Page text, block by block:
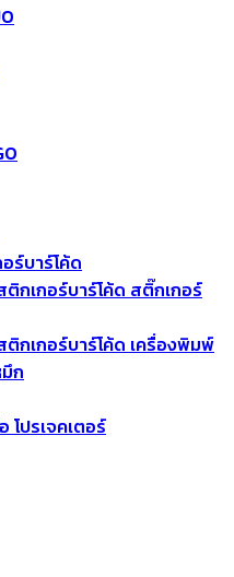
ร์บาร์โค้ด
กเกอร์บาร์โค้ด สติ๊กเกอร์
กเกอร์บาร์โค้ด เครื่องพิมพ์
ก
โปรเจคเตอร์